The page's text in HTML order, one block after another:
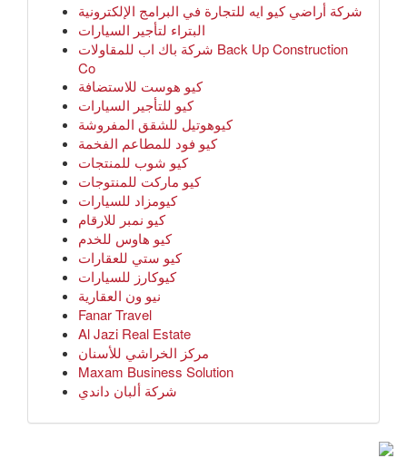
شركة أراضي كيو ايه للتجارة في البرامج الإلكترونية
البتراء لتأجير السيارات
شركة باك اب للمقاولات Back Up Construction
Co
كيو هوست للاستضافة
كيو للتأجير السيارات
كيوهوتيل للشقق المفروشة
كيو فود للمطاعم الفخمة
كيو شوب للمنتجات
كيو ماركت للمنتوجات
كيومزاد للسيارات
كيو نمبر للارقام
كيو هاوس للخدم
كيو ستي للعقارات
كيوكارز للسيارات
نيو ون العقارية
Fanar Travel
Al Jazi Real Estate
مركز الخراشي للأسنان
Maxam Business Solution
شركة ألبان داندي